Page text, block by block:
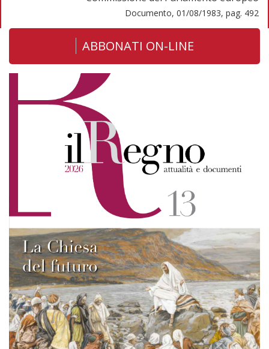
Documento, 01/08/1983, pag. 492
ABBONATI ON-LINE